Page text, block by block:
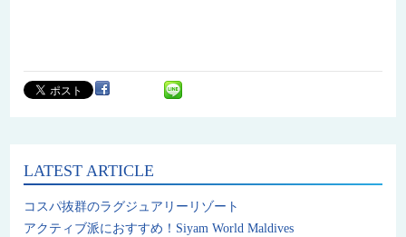
LATEST ARTICLE
コスパ抜群のラグジュアリーリゾート
アクティブ派におすすめ！Siyam World Maldives